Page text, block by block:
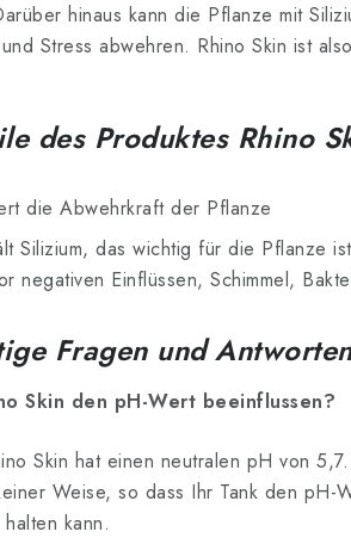
hinaus kann die Pflanze mit
Stress abwehren. Rhino Skin ist
des Produktes Rhino
die Abwehrkraft der Pflanze
Silizium, das wichtig für die Pflanze
negativen Einflüssen, Schimmel,
Fragen und
Skin den pH-Wert beeinflussen?
Skin hat einen neutralen pH von
Weise, so dass Ihr Tank den pH-
kann.